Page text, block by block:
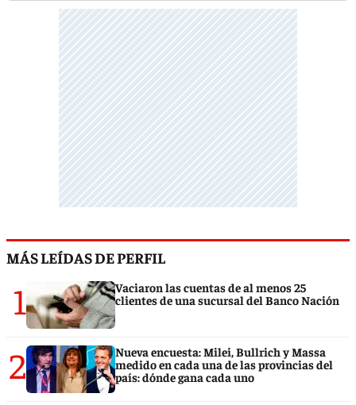
MÁS LEÍDAS DE PERFIL
1
Vaciaron las cuentas de al menos 25
clientes de una sucursal del Banco Nación
2
Nueva encuesta: Milei, Bullrich y Massa
medido en cada una de las provincias del
país: dónde gana cada uno